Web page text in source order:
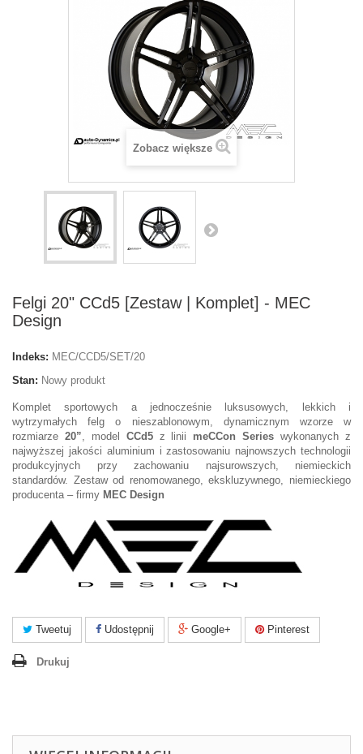
Zobacz większe
Felgi 20" CCd5 [Zestaw | Komplet] - MEC
Design
Indeks: MEC/CCD5/SET/20
Stan: Nowy produkt
Komplet sportowych a jednocześnie luksusowych, lekkich i
wytrzymałych felg o nieszablonowym, dynamicznym wzorze w
rozmiarze 20”, model CCd5z linii meCCon Series wykonanych z
najwyższej jakości aluminium i zastosowaniu najnowszych technologii
produkcyjnych przy zachowaniu najsurowszych, niemieckich
standardów. Zestaw od renomowanego, ekskluzywnego, niemieckiego
producenta – firmy MEC Design
Tweetuj Udostępnij Google+ Pinterest
Drukuj